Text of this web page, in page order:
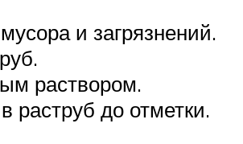
и загрязнений.
раствором.
раструб до отметки.